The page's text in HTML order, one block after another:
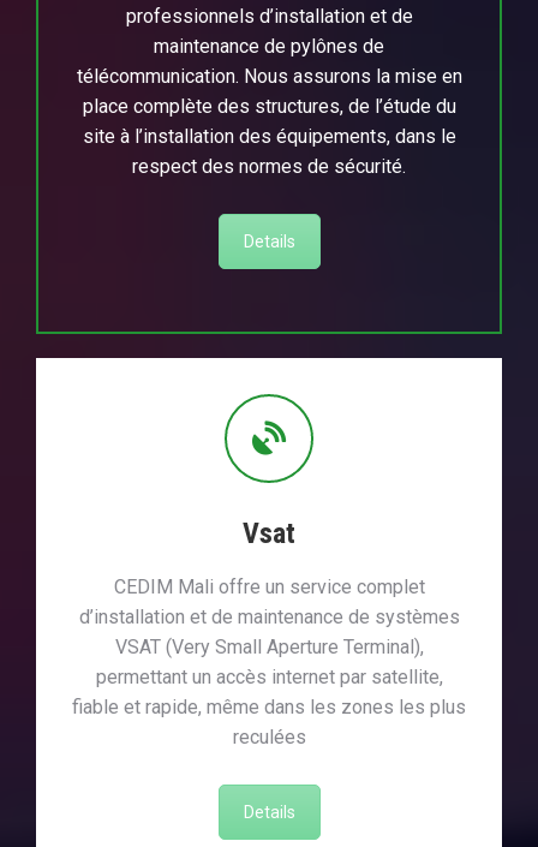
professionnels d’installation et de
maintenance de pylônes de
télécommunication. Nous assurons la mise en
place complète des structures, de l’étude du
site à l’installation des équipements, dans le
respect des normes de sécurité.
Details
Vsat
CEDIM Mali offre un service complet
d’installation et de maintenance de systèmes
VSAT (Very Small Aperture Terminal),
permettant un accès internet par satellite,
fiable et rapide, même dans les zones les plus
reculées
Details